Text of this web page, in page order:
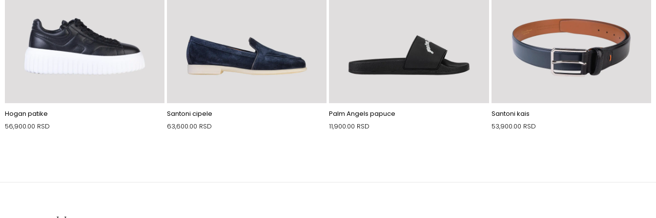
Hogan patike
56,900.00 RSD
Santoni cipele
63,600.00 RSD
Palm Angels papuce
11,900.00 RSD
Santoni kais
53,900.00 RSD